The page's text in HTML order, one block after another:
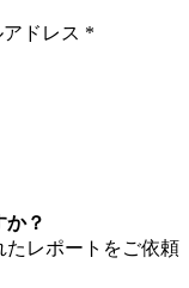
ドレス *
か？
たレポートをご依頼